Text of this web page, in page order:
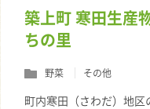
築上町 寒田生産
ちの里
野菜 その他
町内寒田（さわだ）地